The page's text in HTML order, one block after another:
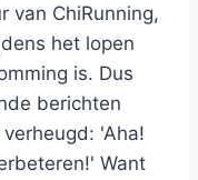
van ChiRunning,
het lopen
is. Dus
berichten
'Aha!
Want